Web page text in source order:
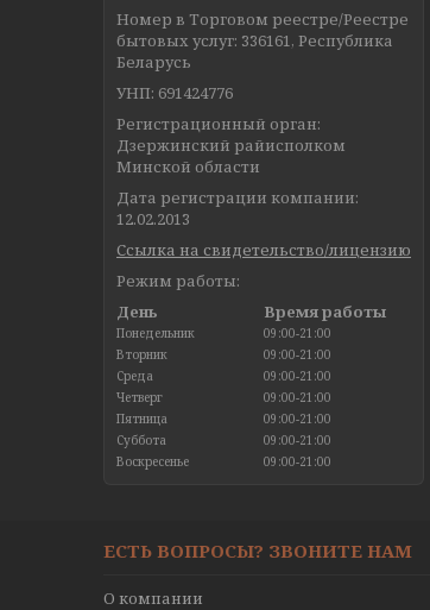
Номер в Торговом реестре/Реестре
бытовых услуг: 336161, Республика
Беларусь
УНП: 691424776
Регистрационный орган:
Дзержинский райисполком
Минской области
Дата регистрации компании:
12.02.2013
Ссылка на свидетельство/лицензию
Режим работы:
День
Время работы
Понедельник
09:00-21:00
Вторник
09:00-21:00
Среда
09:00-21:00
Четверг
09:00-21:00
Пятница
09:00-21:00
Суббота
09:00-21:00
Воскресенье
09:00-21:00
ЕСТЬ ВОПРОСЫ? ЗВОНИТЕ НАМ
О компании